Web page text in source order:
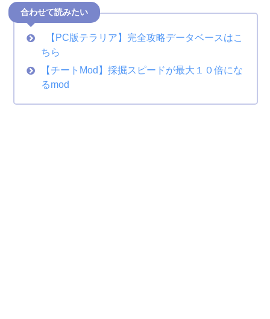
合わせて読みたい
【PC版テラリア】完全攻略データベースはこ
ちら
【チートMod】採掘スピードが最大１０倍にな
るmod